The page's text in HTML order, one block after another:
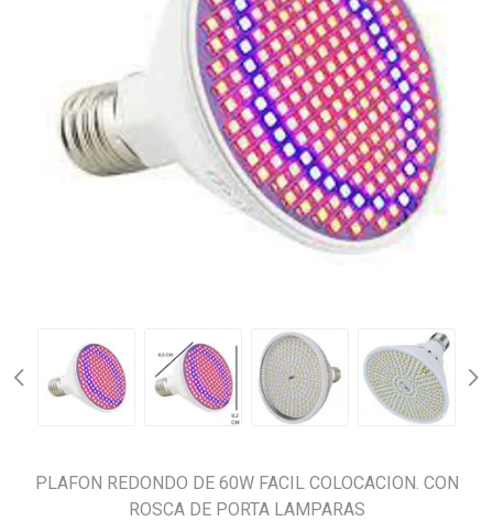
PLAFON REDONDO DE 60W FACIL COLOCACION. CON
ROSCA DE PORTA LAMPARAS